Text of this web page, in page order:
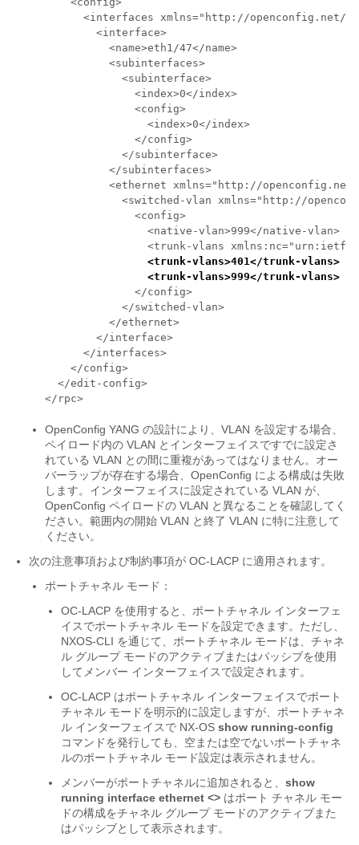
<interfaces xmlns="http://openconfig.net/
        <interface>
          <name>eth1/47</name>
          <subinterfaces>
            <subinterface>
              <index>0</index>
              <config>
                <index>0</index>
              </config>
            </subinterface>
          </subinterfaces>
<ethernet xmlns="http://
<switched-vlan xmlns="http://
              <config>
                <native-vlan>999</native-vlan>
<trunk-vlans
<trunk-vlans>401</trunk-vlans>
<trunk-vlans>999</trunk-vlans>
              </config>
            </switched-vlan>
          </ethernet>
        </interface>
      </interfaces>
    </config>
  </edit-config>
</rpc>
OpenConfig YANG の設計により、VLAN を設定する場合、
ペイロード内の VLAN とインターフェイスですでに設定さ
れている VLAN との間に重複があってはなりません。オー
バーラップが存在する場合、OpenConfig による構成は失敗
します。インターフェイスに設定されている VLAN が、
OpenConfig ペイロードの VLAN と異なることを確認してく
ださい。範囲内の開始 VLAN と終了 VLAN に特に注意して
ください。
次の注意事項および制約事項が OC-LACP に適用されます。
ポートチャネル モード：
OC-LACP を使用すると、ポートチャネル インターフェ
イスでポートチャネル モードを設定できます。ただし、
NXOS-CLI を通じて、ポートチャネル モードは、チャネ
ル グループ モードのアクティブまたはパッシブを使用
してメンバー インターフェイスで設定されます。
OC-LACP はポートチャネル インターフェイスでポート
チャネル モードを明示的に設定しますが、ポートチャネ
ル インターフェイスで NX-OS show running-config
コマンドを発行しても、空または空でないポートチャネ
ルのポートチャネル モード設定は表示されません。
メンバーがポートチャネルに追加されると、 show
running interface ethernet <> はポート チャネル モー
ドの構成をチャネル グループ モードのアクティブまた
はパッシブとして表示されます。